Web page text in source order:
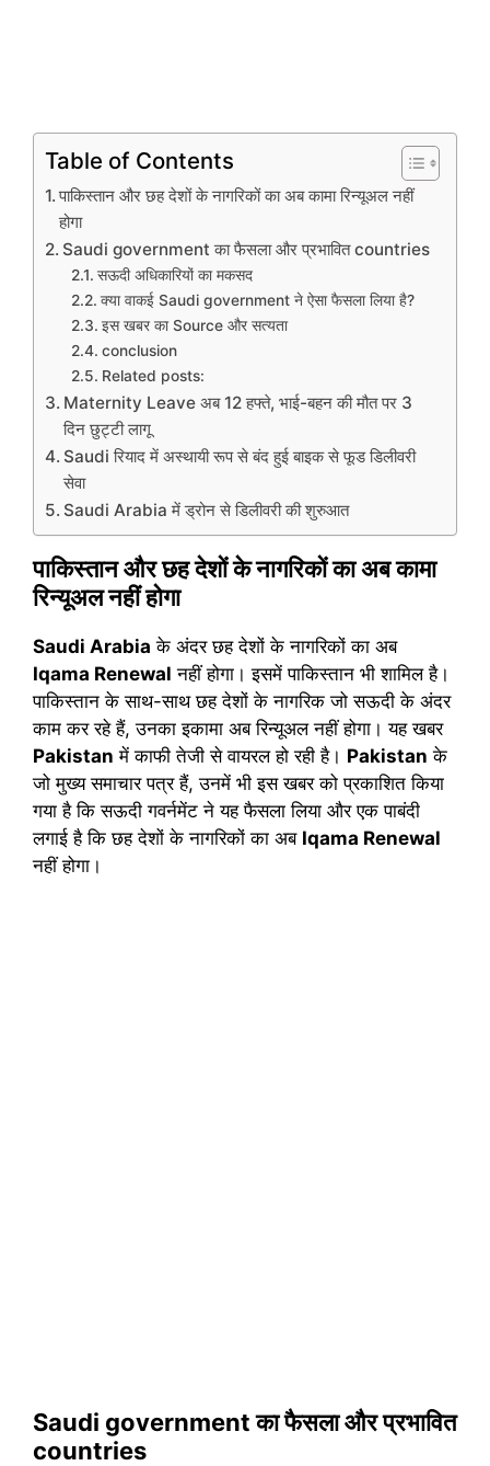
Table of Contents
पाकिस्तान और छह देशों के नागरिकों का अब कामा रिन्यूअल नहीं
होगा
Saudi government का फैसला और प्रभावित countries
सऊदी अधिकारियों का मकसद
क्या वाकई Saudi government ने ऐसा फैसला लिया है?
इस खबर का Source और सत्यता
conclusion
Related posts:
Maternity Leave अब 12 हफ्ते, भाई-बहन की मौत पर 3
दिन छुट्टी लागू
Saudi रियाद में अस्थायी रूप से बंद हुई बाइक से फूड डिलीवरी
सेवा
Saudi Arabia में ड्रोन से डिलीवरी की शुरुआत
पाकिस्तान और छह देशों के नागरिकों का अब कामा
रिन्यूअल नहीं होगा
Saudi Arabia के अंदर छह देशों के नागरिकों का अब
Iqama Renewal नहीं होगा। इसमें पाकिस्तान भी शामिल है।
पाकिस्तान के साथ-साथ छह देशों के नागरिक जो सऊदी के अंदर
काम कर रहे हैं, उनका इकामा अब रिन्यूअल नहीं होगा। यह खबर
Pakistan में काफी तेजी से वायरल हो रही है। Pakistan के
जो मुख्य समाचार पत्र हैं, उनमें भी इस खबर को प्रकाशित किया
गया है कि सऊदी गवर्नमेंट ने यह फैसला लिया और एक पाबंदी
लगाई है कि छह देशों के नागरिकों का अब Iqama Renewal
नहीं होगा।
Saudi government का फैसला और प्रभावित
countries